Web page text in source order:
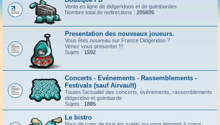
Vente en ligne de didgeridoos et de guimbardes
Nombre total de redirections : 205605
Presentation des nouveaux joueurs.
Vous êtes nouveau sur France Didgeridoo ?
Venez vous presenter !!!
Sujets : 1592
Concerts - Evénements - Rassemblements -
Festivals (sauf Airvault)
Toutes l'actualité des concerts, événements, rassemblements
didgeridoo et guimbarde
Sujets : 1885
Le bistro